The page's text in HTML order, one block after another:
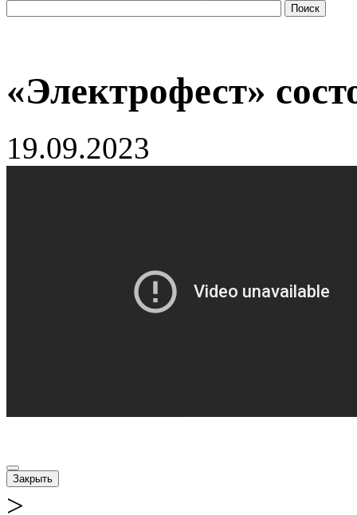
Поиск
«Электрофест»
19.09.2023
Закрыть
>